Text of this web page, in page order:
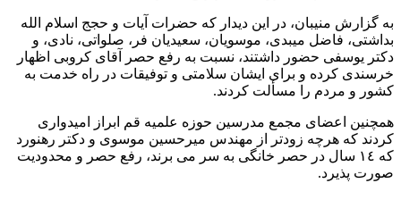
به گزارش منیبان، در این دیدار که حضرات آیات و حجج اسلام الله
بداشتی، فاضل میبدی، موسویان، سعیدیان فر، صلواتی، نادی، و
دکتر یوسفی حضور داشتند، نسبت به رفع حصر آقای کروبی اظهار
خرسندی کرده و برای ایشان سلامتی و توفیقات در راه خدمت به
کشور و مردم را مسألت کردند.
همچنین اعضای مجمع مدرسین حوزه علمیه قم ابراز امیدواری
کردند که هرچه زودتر از مهندس میرحسین موسوی و دکتر رهنورد
که ١٤ سال در حصر خانگی به سر می برند، رفع حصر و محدودیت
صورت پذیرد.